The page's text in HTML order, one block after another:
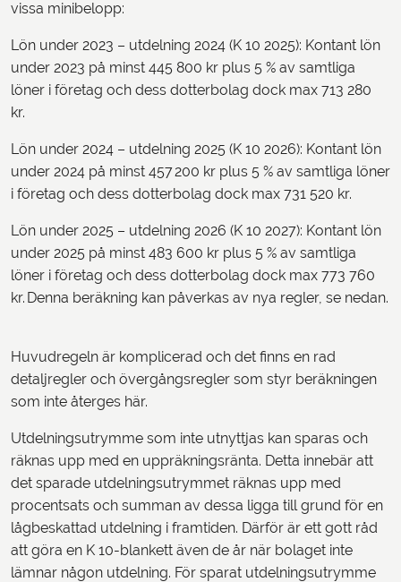
vissa minibelopp:
Lön under 2023 – utdelning 2024 (K 10 2025): Kontant lön
under 2023 på minst 445 800 kr plus 5 % av samtliga
löner i företag och dess dotterbolag dock max 713 280
kr.
Lön under 2024 – utdelning 2025 (K 10 2026): Kontant lön
under 2024 på minst 457 200 kr plus 5 % av samtliga löner
i företag och dess dotterbolag dock max 731 520 kr.
Lön under 2025 – utdelning 2026 (K 10 2027): Kontant lön
under 2025 på minst 483 600 kr plus 5 % av samtliga
löner i företag och dess dotterbolag dock max 773 760
kr. Denna beräkning kan påverkas av nya regler, se nedan.
Huvudregeln är komplicerad och det finns en rad
detaljregler och övergångsregler som styr beräkningen
som inte återges här.
Utdelningsutrymme som inte utnyttjas kan sparas och
räknas upp med en uppräkningsränta. Detta innebär att
det sparade utdelningsutrymmet räknas upp med
procentsats och summan av dessa ligga till grund för en
lågbeskattad utdelning i framtiden. Därför är ett gott råd
att göra en K 10-blankett även de år när bolaget inte
lämnar någon utdelning. För sparat utdelningsutrymme